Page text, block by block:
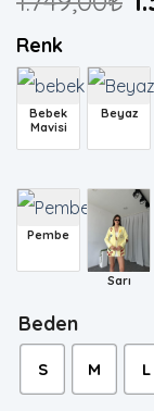
Renk
Bebek
Mavisi
Beyaz
Pembe
Sarı
Beden
S M L